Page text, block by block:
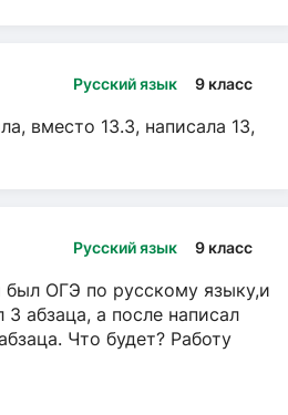
Русский язык 9 класс
вместо 13.3, написала 13,
Русский язык 9 класс
был ОГЭ по русскому языку,и
абзаца, а после написал
Что будет? Работу